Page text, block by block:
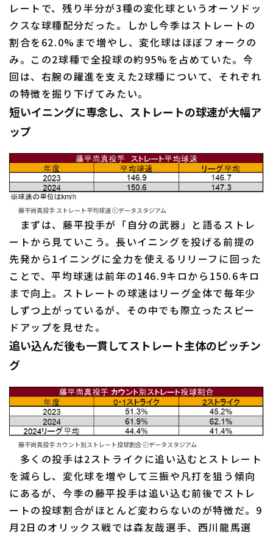
利用規約 プライバシーポリシー
運営会社（別ウィンドウで開く） よくある質問
特定商取引法の表示
レートで、残り半分が3種の変化球というオーソドッ
クスな球種配分だった。しかし今季はストレートの
割合を62.0%まで増やし、変化球はほぼフォークの
み。この2球種で全投球の約95%を占めていた。今
回は、右腕の躍進を支えた2球種について、それぞれ
の特徴を掘り下げてみたい。
短いイニングに専念し、ストレートの球速が大幅ア
ップ
藤平尚真投手 ストレート平均球速 ⓒデータスタジアム
まずは、藤平投手が「自分の武器」と語るストレ
ートから見ていこう。長いイニングを投げる前提の
先発から1イニングに全力を使えるリリーフに回った
ことで、平均球速は前年の146.9キロから150.6キロ
まで向上。ストレートの球速はリーグ全体で毎年少
しずつ上がっているが、その中でも際立ったスピー
ドアップを見せた。
追い込んだ後も一貫してストレート主体のピッチン
グ
藤平尚真投手 カウント別ストレート投球割合 ⓒデータスタジアム
多くの投手は2ストライクに追い込むとストレート
を減らし、変化球を増やして三振や凡打を狙う傾向
にあるが、今季の藤平投手は追い込む前後でストレ
ートの投球割合がほとんど変わらないのが特徴だ。9
月2日のオリックス戦では森友哉選手、西川龍馬選